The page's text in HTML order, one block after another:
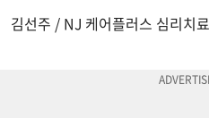
김선주 / NJ 케어플러스 심리치